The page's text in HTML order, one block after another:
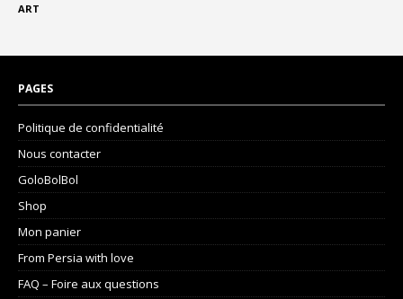
ART
PAGES
Politique de confidentialité
Nous contacter
GoloBolBol
Shop
Mon panier
From Persia with love
FAQ – Foire aux questions